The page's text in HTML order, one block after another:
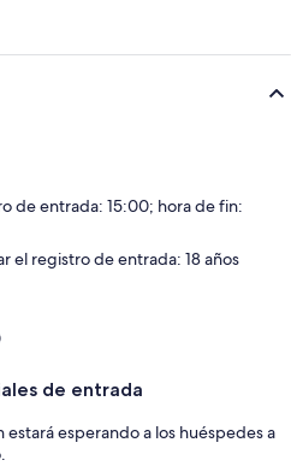
de entrada: 15:00; hora de fin:
el registro de entrada: 18 años
de entrada
esperando a los huéspedes a